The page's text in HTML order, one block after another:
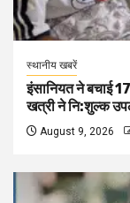
स्थानीय खबरें
इंसानियत ने बचाई
खत्री ने नि:शुल्क
August 9, 2026